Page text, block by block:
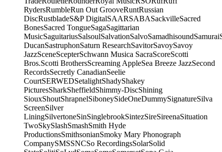
RydersRumbleRun Out GrooveRuntRussian
DiscRustbladeS&P DigitalSAARSABASackvilleSacred
BonesSacred TongueSagaSagittarian
MusicSaguitariusSalsoulSalvationSalvoSamadhisoundSamurai
DucanSastruphonSaturn ResearchSavitorSavoySavoy
JazzSceneScepterSchwann Musica SacraScoreScotti
Bros.Scotti BrothersScreaming AppleSea Breeze JazzSecond
RecordsSecretly CanadianSeelie
CourtSERWEDSetalightShadyShakey
PicturesSharkSheffieldShimmy-DiscShining
SiouxShoutShrapnelSiboneySideOneDummySignatureSilva
ScreenSilver
LiningSilvertoneSinSinglebrookSintezSireSireenaSituation
TwoSkySlashSmashSmith Hyde
ProductionsSmithsonianSmoky Mary Phonograph
CompanySMSSNCSo RecordingsSolarSolid